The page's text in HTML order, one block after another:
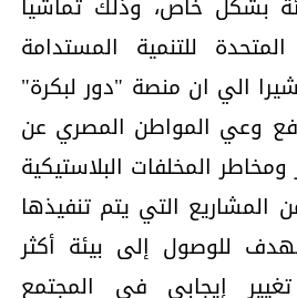
للتنمية المستدامة
مصر 2030، مشيرا الي ان منصة "دور لبكرة"
وعي المواطن المصري عن
المخلفات البلاستيكية
التي يتم تنفيذها
للوصول إلى بيئة أكثر
إيجابي في المجتمع